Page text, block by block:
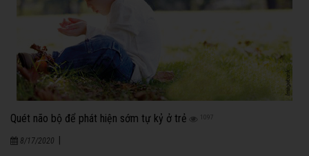
Quét não bộ để phát hiện sớm tự kỷ ở trẻ 1097
8/17/2020